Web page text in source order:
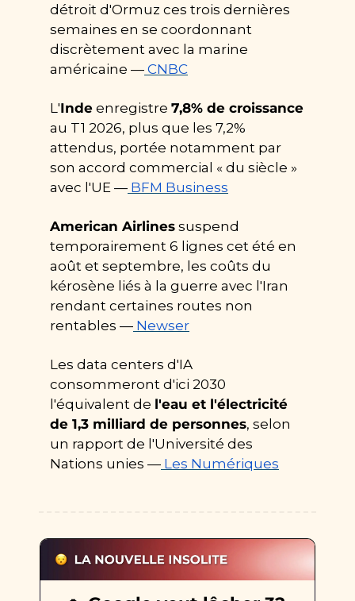
détroit d'Ormuz ces trois dernières
semaines en se coordonnant
discrètement avec la marine
américaine — CNBC
L'Inde enregistre 7,8% de croissance
au T1 2026, plus que les 7,2%
attendus, portée notamment par
son accord commercial « du siècle »
avec l'UE — BFM Business
American Airlines suspend
temporairement 6 lignes cet été en
août et septembre, les coûts du
kérosène liés à la guerre avec l'Iran
rendant certaines routes non
rentables — Newser
Les data centers d'IA
consommeront d'ici 2030
l'équivalent de l'eau et l'électricité
de 1,3 milliard de personnes, selon
un rapport de l'Université des
Nations unies — Les Numériques